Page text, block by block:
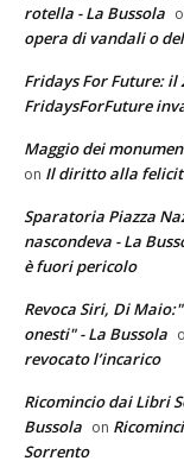
rotella - La Bussola
opera di vandali o
Fridays For Future: il
FridaysForFuture
Maggio dei
on Il diritto alla
Sparatoria Piazza
nascondeva - La
è fuori pericolo
Revoca Siri, Di
onesti" - La Bussola
revocato l’incarico
Ricomincio dai Libri
Bussola on
Sorrento